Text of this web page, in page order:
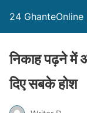
24 GhanteOnline
निकाह पढ़ने में
दिए सबके होश